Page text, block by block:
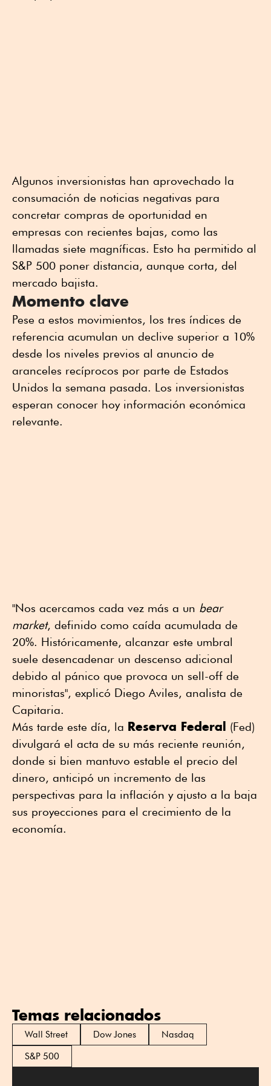
Algunos inversionistas han aprovechado la
consumación de noticias negativas para
concretar compras de oportunidad en
empresas con recientes bajas, como las
llamadas siete magníficas. Esto ha permitido al
S&P 500 poner distancia, aunque corta, del
mercado bajista.
Momento clave
Pese a estos movimientos, los tres índices de
referencia acumulan un declive superior a 10%
desde los niveles previos al anuncio de
aranceles recíprocos por parte de Estados
Unidos la semana pasada. Los inversionistas
esperan conocer hoy información económica
relevante.
"Nos acercamos cada vez más a un bear
market, definido como caída acumulada de
20%. Históricamente, alcanzar este umbral
suele desencadenar un descenso adicional
debido al pánico que provoca un sell-off de
minoristas", explicó Diego Aviles, analista de
Capitaria.
Más tarde este día, la Reserva Federal
(Fed)
divulgará el acta de su más reciente reunión,
donde si bien mantuvo estable el precio del
dinero, anticipó un incremento de las
perspectivas para la inflación y ajusto a la baja
sus proyecciones para el crecimiento de la
economía.
Temas relacionados
Wall Street Dow Jones
Nasdaq
S&P 500